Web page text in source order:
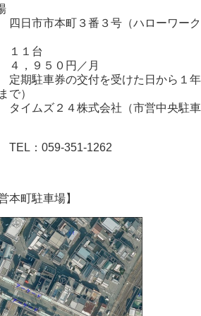
本町３番３号（ハローワーク
１台
５０円／月
車券の交付を受けた日から１年
で）
タイムズ２４株式会社（市営中央駐車
351-1262
置図
駐車場】